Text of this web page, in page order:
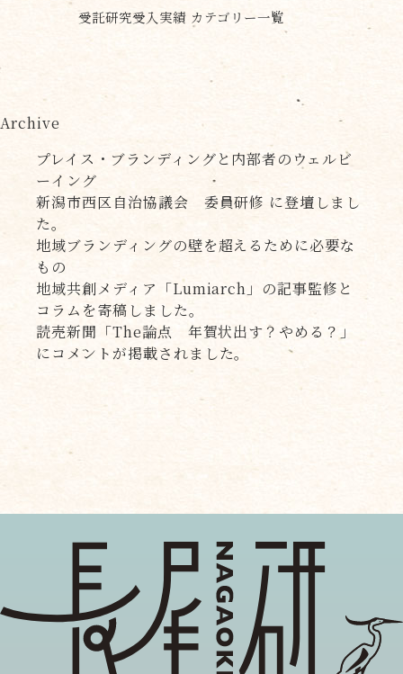
受託研究受入実績 カテゴリー一覧
Archive
プレイス・ブランディングと内部者のウェルビ
ーイング
新潟市西区自治協議会 委員研修 に登壇しまし
た。
地域ブランディングの壁を超えるために必要な
もの
地域共創メディア「Lumiarch」の記事監修と
コラムを寄稿しました。
読売新聞「The論点 年賀状出す？やめる？」
にコメントが掲載されました。